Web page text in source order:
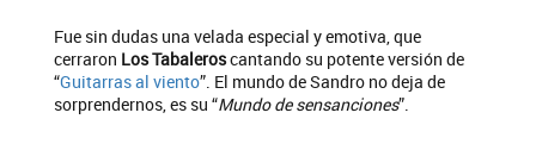
Fue sin dudas una velada especial y emotiva, que
cerraron Los Tabaleroscantando su potente versión de
“Guitarras al viento”. El mundo de Sandro no deja de
sorprendernos, es su “Mundo de sensanciones”.